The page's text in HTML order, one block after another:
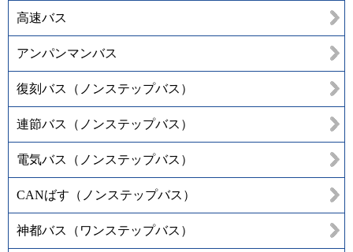
高速バス
アンパンマンバス
復刻バス（ノンステップバス）
連節バス（ノンステップバス）
電気バス（ノンステップバス）
CANばす（ノンステップバス）
神都バス（ワンステップバス）